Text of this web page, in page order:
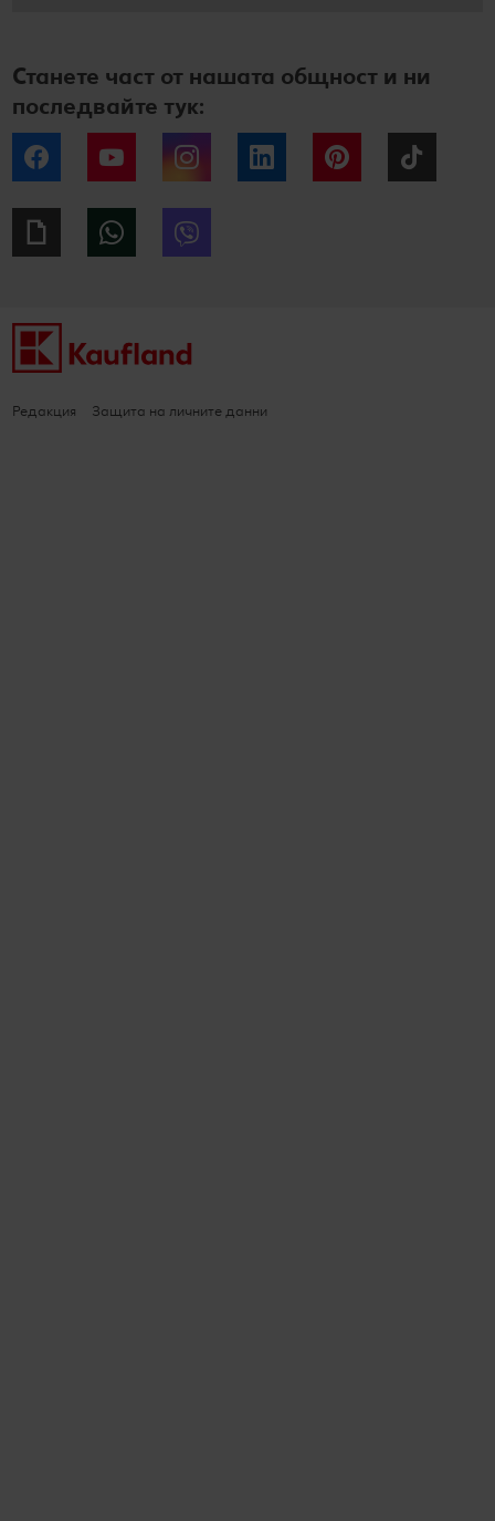
Станете част от нашата общност и ни
последвайте тук:
Facebook YouTube Instagram LinkedIn Pinterest
Giphy WhatsApp
Редакция Защита на личните данни